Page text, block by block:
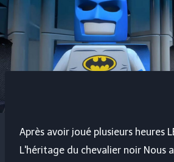
Après avoir joué plusieurs heures
L'héritage du chevalier noir Nous